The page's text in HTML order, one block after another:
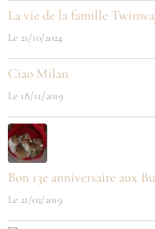
La vie de la famille
Le 21/10/2024
Ciao Milan
Le 18/11/2019
Bon 13e anniversaire aux
Le 21/02/2019